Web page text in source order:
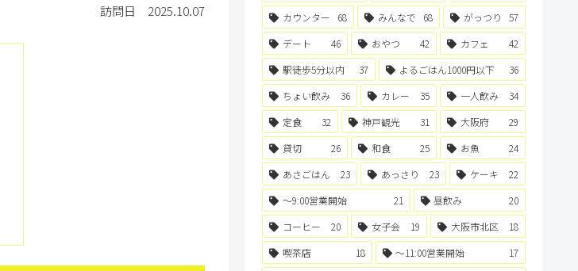
訪問日 2025.10.07
カウンター
68 みんなで 68 がっつり
57
デート
46 おやつ 42 カフェ
42
駅徒歩5分以内
37 よるごはん1000円以下
36
ちょい飲み
36 カレー 35 一人飲み
34
定食
32 神戸観光 31 大阪府
29
貸切
26 和食 25 お魚
24
あさごはん
23 あっさり 23 ケーキ
22
〜9:00営業開始
21 昼飲み
20
コーヒー
20 女子会 19 大阪市北区
18
喫茶店
18 〜11:00営業開始
17